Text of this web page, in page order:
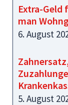
Extra-Geld
man
6. August
5. August